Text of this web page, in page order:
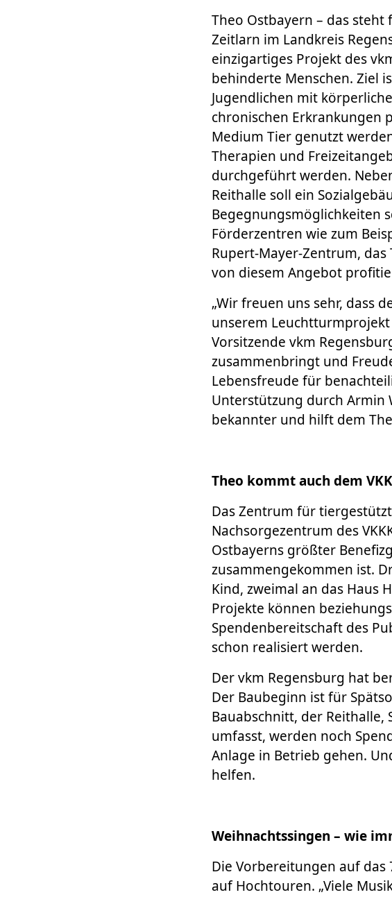
Theo Ostbayern – das
Zeitlarn im Landkreis
einzigartiges Projekt des
behinderte Menschen. Ziel
Jugendlichen mit
chronischen Erkrankungen
Medium Tier genutzt
Therapien und
durchgeführt werden.
Reithalle soll ein
Begegnungsmöglichkeiten
Förderzentren wie zum
Rupert-Mayer-Zentrum, das
von diesem Angebot
„Wir freuen uns sehr, dass
unserem
Vorsitzende vkm
zusammenbringt und
Lebensfreude für
Unterstützung durch Armin
bekannter und hilft dem
Theo kommt auch dem
Das Zentrum für
Nachsorgezentrum des
Ostbayerns größter
zusammengekommen ist.
Kind, zweimal an das Haus
Projekte können
Spendenbereitschaft des
schon realisiert werden.
Der vkm Regensburg hat
Der Baubeginn ist für
Bauabschnitt, der
umfasst, werden noch
Anlage in Betrieb gehen.
helfen.
Weihnachtssingen – wie
Die Vorbereitungen auf
auf Hochtouren. „Viele